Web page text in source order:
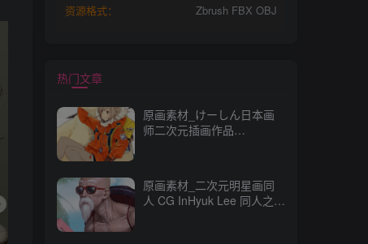
资源格式： Zbrush FBX OBJ
热门文章
原画素材_けーしん日本画
师二次元插画作品
原画素材_二次元明星画同
人 CG InHyuk Lee 同人之神